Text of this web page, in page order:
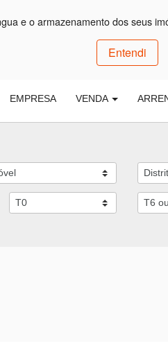
e o armazenamento dos seus
Entendi
EMPRESA VENDA